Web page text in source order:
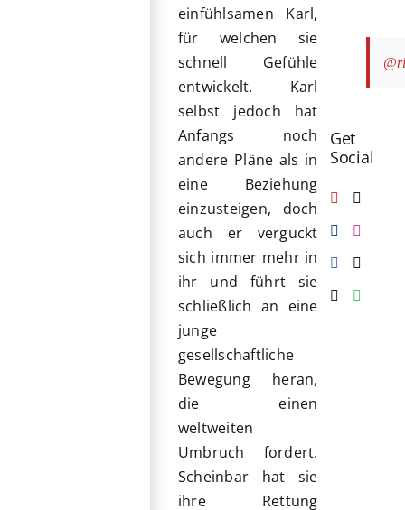
einfühlsamen Karl,
für welchen sie
schnell Gefühle
entwickelt. Karl
selbst jedoch hat
Anfangs noch
andere Pläne als in
eine Beziehung
einzusteigen, doch
auch er verguckt
sich immer mehr in
ihr und führt sie
schließlich an eine
junge
gesellschaftliche
Bewegung heran,
die einen
weltweiten
Umbruch fordert.
Scheinbar hat sie
ihre Rettung
Get
Social